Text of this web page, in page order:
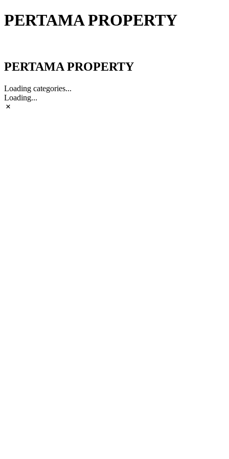
PERTAMA PROPERTY
PERTAMA PROPERTY
Loading categories...
Loading...